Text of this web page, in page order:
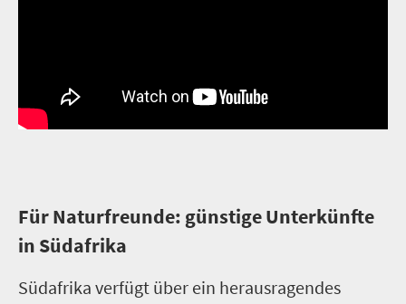
Für Naturfreunde: günstige Unterkünfte
in Südafrika
Südafrika verfügt über ein herausragendes